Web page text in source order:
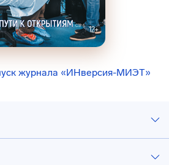
журнала «ИНверсия-МИЭТ»